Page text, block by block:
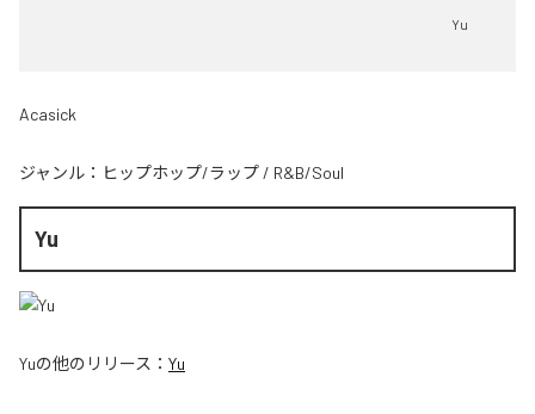
Yu
Acasick
ジャンル： ヒップホップ/ラップ / R&B/Soul
Yu
Yuの他のリリース： Yu